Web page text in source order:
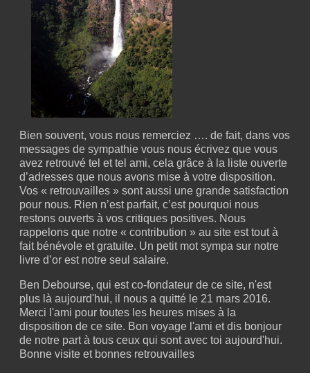
Bien souvent, vous nous remerciez …. de fait, dans vos
messages de sympathie vous nous écrivez que vous
avez retrouvé tel et tel ami, cela grâce à la liste ouverte
d’adresses que nous avons mise à votre disposition.
Vos « retrouvailles » sont aussi une grande satisfaction
pour nous. Rien n’est parfait, c’est pourquoi nous
restons ouverts à vos critiques positives. Nous
rappelons que notre « contribution » au site est tout à
fait bénévole et gratuite. Un petit mot sympa sur notre
livre d’or est notre seul salaire.
Ben Debourse, qui est co-fondateur de ce site, n'est
plus là aujourd'hui, il nous a quitté le 21 mars 2016.
Merci l'ami pour toutes les heures mises à la
disposition de ce site. Bon voyage l'ami et dis bonjour
de notre part à tous ceux qui sont avec toi aujourd'hui.
Bonne visite et bonnes retrouvailles